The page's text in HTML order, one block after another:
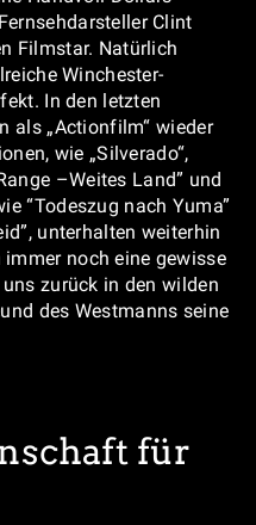
Clint
Filmstar. Natürlich
Winchester-
In den letzten
als „Actionfilm“ wieder
wie „Silverado“,
–Weites Land” und
“Todeszug nach Yuma”
unterhalten weiterhin
noch eine gewisse
zurück in den wilden
des Westmanns seine
für